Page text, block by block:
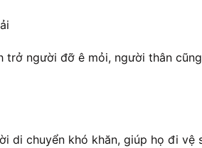
trở người đỡ ê mỏi, người thân
di chuyển khó khăn, giúp họ đi vệ